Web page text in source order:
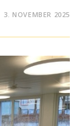
3. NOVEMBER 2025